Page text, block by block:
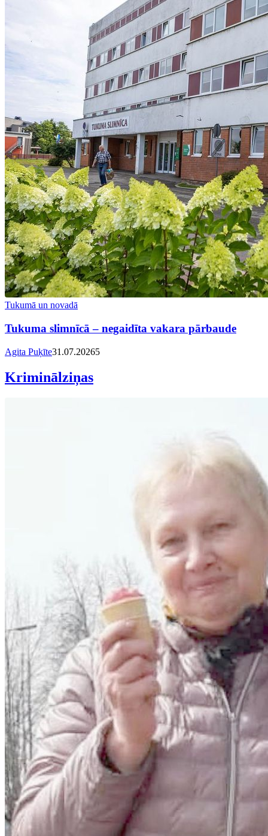
Tukumā un novadā
Tukuma slimnīcā – negaidīta vakara pārbaude
Agita Puķīte31.07.20265
Kriminālziņas